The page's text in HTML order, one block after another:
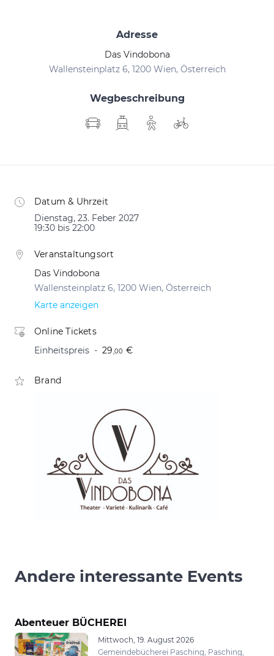
Adresse
Das Vindobona
Wallensteinplatz 6, 1200 Wien, Österreich
Wegbeschreibung
Datum & Uhrzeit
Dienstag, 23. Feber 2027
19:30 bis 22:00
Veranstaltungsort
Das Vindobona
Wallensteinplatz 6, 1200 Wien, Österreich
Karte anzeigen
Online Tickets
Einheitspreis
29,00 €
Brand
Andere interessante Events
Abenteuer BÜCHEREI
Mittwoch, 19. August 2026
Gemeindebücherei Pasching, Pasching,